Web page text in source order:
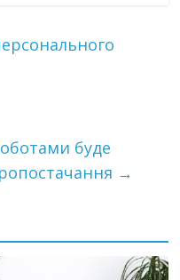
буде
→